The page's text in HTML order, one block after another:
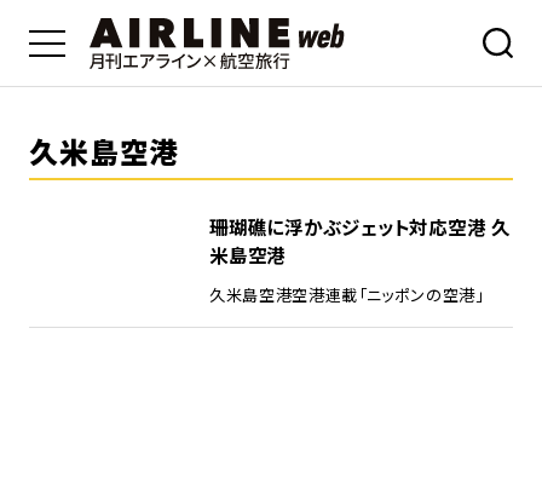
久米島空港
珊瑚礁に浮かぶジェット対応空港 久
米島空港
久米島空港空港連載「ニッポンの空港」